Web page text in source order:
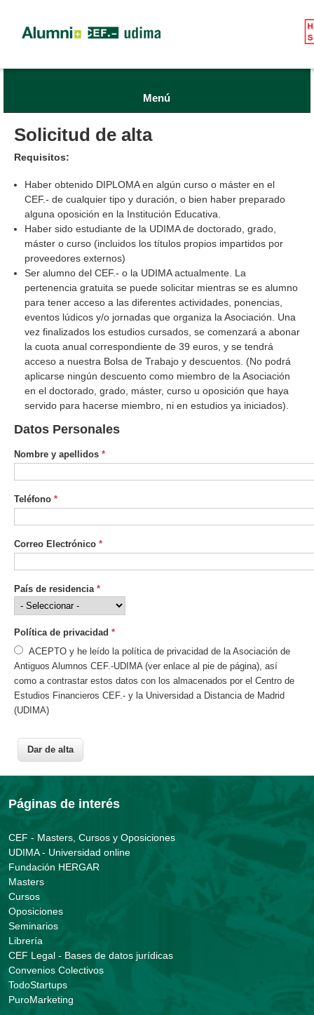
Menú
Solicitud de alta
Requisitos:
Haber obtenido DIPLOMA en algún curso o máster en el
CEF.- de cualquier tipo y duración, o bien haber preparado
alguna oposición en la Institución Educativa.
Haber sido estudiante de la UDIMA de doctorado, grado,
máster o curso (incluidos los títulos propios impartidos por
proveedores externos)
Ser alumno del CEF.- o la UDIMA actualmente. La
pertenencia gratuita se puede solicitar mientras se es alumno
para tener acceso a las diferentes actividades, ponencias,
eventos lúdicos y/o jornadas que organiza la Asociación. Una
vez finalizados los estudios cursados, se comenzará a abonar
la cuota anual correspondiente de 39 euros, y se tendrá
acceso a nuestra Bolsa de Trabajo y descuentos. (No podrá
aplicarse ningún descuento como miembro de la Asociación
en el doctorado, grado, máster, curso u oposición que haya
servido para hacerse miembro, ni en estudios ya iniciados).
Datos Personales
Nombre y apellidos *
Teléfono *
Correo Electrónico *
País de residencia *
Política de privacidad *
ACEPTO y he leído la política de privacidad de la Asociación de
Antiguos Alumnos CEF.-UDIMA (ver enlace al pie de página), así
como a contrastar estos datos con los almacenados por el Centro de
Estudios Financieros CEF.- y la Universidad a Distancia de Madrid
(UDIMA)
Páginas de interés
CEF - Masters, Cursos y Oposiciones
UDIMA - Universidad online
Fundación HERGAR
Masters
Cursos
Oposiciones
Seminarios
Librería
CEF Legal - Bases de datos jurídicas
Convenios Colectivos
TodoStartups
PuroMarketing